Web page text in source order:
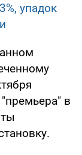
упадок
в